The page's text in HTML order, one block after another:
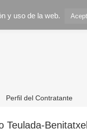
Perfil del Contratante
Teulada-
y uso de la web.